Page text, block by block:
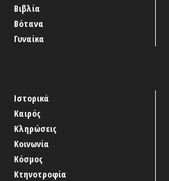
Βιβλία
Βότανα
Γυναίκα
Ιστορικά
Καιρός
Κληρώσεις
Κοινωνία
Κόσμος
Κτηνοτροφία